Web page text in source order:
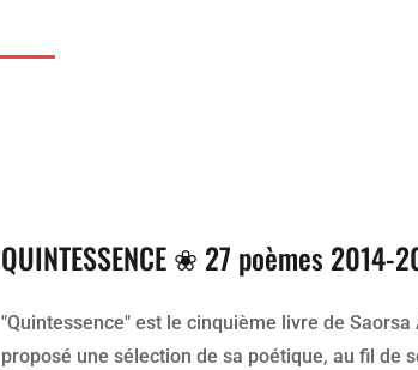
QUINTESSENCE ❀ 27 poèmes 2014-
"Quintessence" est le cinquième livre de
proposé une sélection de sa poétique, au fil de